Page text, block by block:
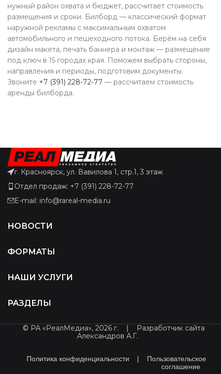
нужный район охвата и бюджет, рассчитает стоимость
размещения и сроки. Билборд — классический формат
наружной рекламы с максимальным охватом
автомобильного и пешеходного потока. Берём на себя
дизайн макета, печать баннера и монтаж — размещение
под ключ в 15 городах края. Поможем выбрать стороны,
направления и периоды, подготовим документы.
Звоните +7 (391) 228-72-77 — рассчитаем стоимость
аренды билборда.
г. Красноярск, ул. Вавилова 1, стр.1, 3 этаж
Отдел продаж: +7 (391) 228-72-77
E-mail: info@rareal-media.ru
НОВОСТИ
ФОРМАТЫ
НАШИ УСЛУГИ
РАЗДЕЛЫ
© РА «РеалМедиа», 2026 г. |
Разработчик сайта
Александров А.Г.
Политика конфиденциальности |
Пользовательское
соглашение